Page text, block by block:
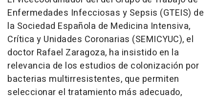
Enfermedades Infecciosas y Sepsis (GTEIS) de
la Sociedad Española de Medicina Intensiva,
Crítica y Unidades Coronarias (SEMICYUC), el
doctor Rafael Zaragoza, ha insistido en la
relevancia de los estudios de colonización por
bacterias multirresistentes, que permiten
seleccionar el tratamiento más adecuado,